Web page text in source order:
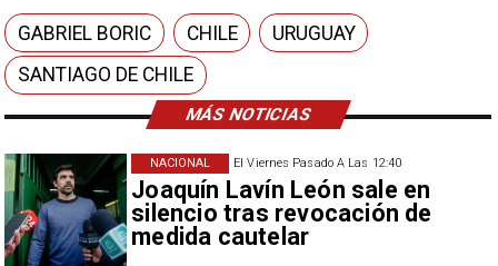
MÁS NOTICIAS
El Viernes Pasado A Las 12:40
Joaquín Lavín León sale en
silencio tras revocación de
medida cautelar
NACIONAL
GABRIEL BORIC CHILE
URUGUAY
SANTIAGO DE CHILE